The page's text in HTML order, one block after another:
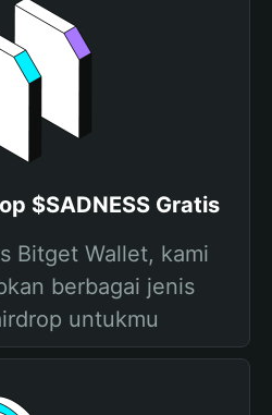
$SADNESS Gratis
Bitget Wallet, kami
berbagai jenis
untukmu